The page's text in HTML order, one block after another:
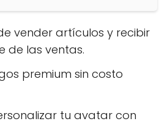
vender artículos y recibir
de las ventas.
premium sin costo
tu avatar con